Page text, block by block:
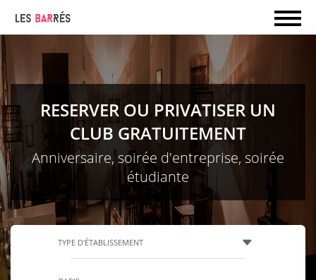
RESERVER OU PRIVATISER UN
CLUB GRATUITEMENT
Anniversaire, soirée d'entreprise, soirée
étudiante
TYPE D'ÉTABLISSEMENT